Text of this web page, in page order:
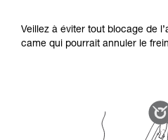
Veillez à éviter tout blocage de
came qui pourrait annuler le